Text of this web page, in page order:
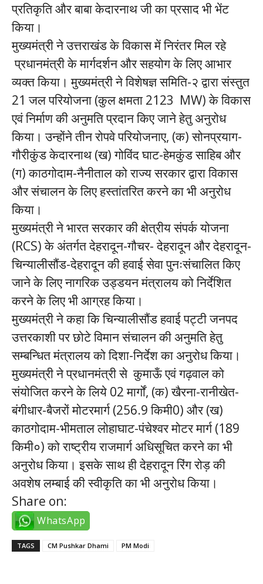
प्रतिकृति और बाबा केदारनाथ जी का प्रसाद भी भेंट
किया।
मुख्यमंत्री ने उत्तराखंड के विकास में निरंतर मिल रहे
प्रधानमंत्री के मार्गदर्शन और सहयोग के लिए आभार
व्यक्त किया। मुख्यमंत्री ने विशेषज्ञ समिति-२ द्वारा संस्तुत
21 जल परियोजना (कुल क्षमता 2123 MW) के विकास
एवं निर्माण की अनुमति प्रदान किए जाने हेतु अनुरोध
किया। उन्होंने तीन रोपवे परियोजनाए, (क) सोनप्रयाग-
गौरीकुंड केदारनाथ (ख) गोविंद घाट-हेमकुंड साहिब और
(ग) काठगोदाम-नैनीताल को राज्य सरकार द्वारा विकास
और संचालन के लिए हस्तांतरित करने का भी अनुरोध
किया।
मुख्यमंत्री ने भारत सरकार की क्षेत्रीय संपर्क योजना
(RCS) के अंतर्गत देहरादून-गौचर- देहरादून और देहरादून-
चिन्यालीसौंड-देहरादून की हवाई सेवा पुनःसंचालित किए
जाने के लिए नागरिक उड्डयन मंत्रालय को निर्देशित
करने के लिए भी आग्रह किया।
मुख्यमंत्री ने कहा कि चिन्यालीसौंड हवाई पट्टी जनपद
उत्तरकाशी पर छोटे विमान संचालन की अनुमति हेतु
सम्बन्धित मंत्रालय को दिशा-निर्देश का अनुरोध किया।
मुख्यमंत्री ने प्रधानमंत्री से कुमाऊँ एवं गढ़वाल को
संयोजित करने के लिये 02 मार्गों, (क) खैरना-रानीखेत-
बंगीधार-बैजरों मोटरमार्ग (256.9 किमी0) और (ख)
काठगोदाम-भीमताल लोहाघाट-पंचेश्वर मोटर मार्ग (189
किमी०) को राष्ट्रीय राजमार्ग अधिसूचित करने का भी
अनुरोध किया। इसके साथ ही देहरादून रिंग रोड़ की
अवशेष लम्बाई की स्वीकृति का भी अनुरोध किया।
Share on:
WhatsApp
TAGS CM Pushkar Dhami PM Modi